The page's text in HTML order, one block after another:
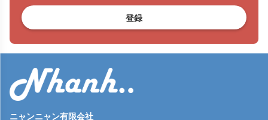
登録
ニャンニャン有限会社